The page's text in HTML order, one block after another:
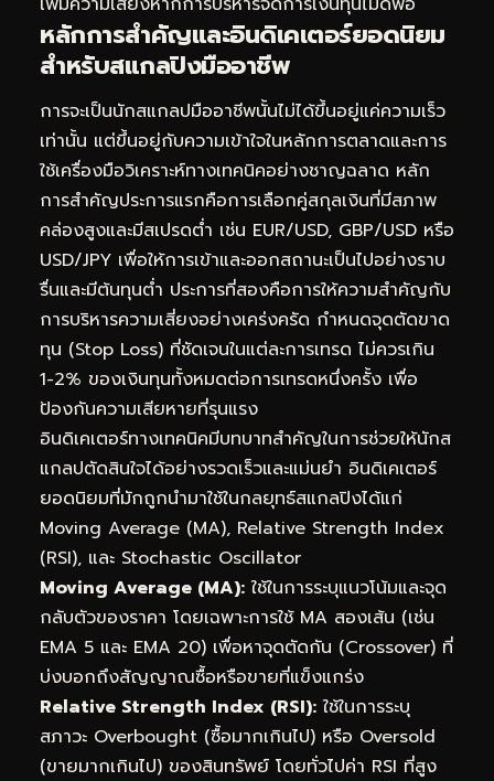
หลักการสำคัญและอินดิเคเตอร์ยอดนิยม
สำหรับสแกลปิงมืออาชีพ
การจะเป็นนักสแกลปมืออาชีพนั้นไม่ได้ขึ้นอยู่แค่ความเร็ว
เท่านั้น แต่ขึ้นอยู่กับความเข้าใจในหลักการตลาดและการ
ใช้เครื่องมือวิเคราะห์ทางเทคนิคอย่างชาญฉลาด หลัก
การสำคัญประการแรกคือการเลือกคู่สกุลเงินที่มีสภาพ
คล่องสูงและมีสเปรดต่ำ เช่น EUR/USD, GBP/USD หรือ
USD/JPY เพื่อให้การเข้าและออกสถานะเป็นไปอย่างราบ
รื่นและมีต้นทุนต่ำ ประการที่สองคือการให้ความสำคัญกับ
การบริหารความเสี่ยงอย่างเคร่งครัด กำหนดจุดตัดขาด
ทุน (Stop Loss) ที่ชัดเจนในแต่ละการเทรด ไม่ควรเกิน
1-2% ของเงินทุนทั้งหมดต่อการเทรดหนึ่งครั้ง เพื่อ
ป้องกันความเสียหายที่รุนแรง
อินดิเคเตอร์ทางเทคนิคมีบทบาทสำคัญในการช่วยให้นักส
แกลปตัดสินใจได้อย่างรวดเร็วและแม่นยำ อินดิเคเตอร์
ยอดนิยมที่มักถูกนำมาใช้ในกลยุทธ์สแกลปิงได้แก่
Moving Average (MA), Relative Strength Index
(RSI), และ Stochastic Oscillator
Moving Average (MA): ใช้ในการระบุแนวโน้มและจุด
กลับตัวของราคา โดยเฉพาะการใช้ MA สองเส้น (เช่น
EMA 5 และ EMA 20) เพื่อหาจุดตัดกัน (Crossover) ที่
บ่งบอกถึงสัญญาณซื้อหรือขายที่แข็งแกร่ง
Relative Strength Index (RSI): ใช้ในการระบุ
สภาวะ Overbought (ซื้อมากเกินไป) หรือ Oversold
(ขายมากเกินไป) ของสินทรัพย์ โดยทั่วไปค่า RSI ที่สูง